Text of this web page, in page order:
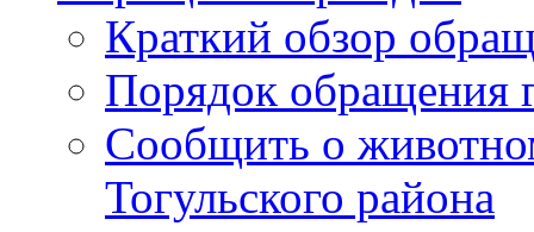
Краткий обзор
Порядок обращения
Сообщить о
Тогульского района